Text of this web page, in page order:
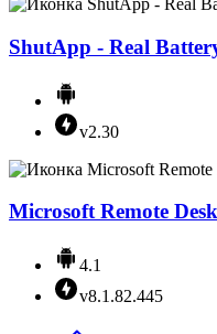
ShutApp - Real
v2.30
Microsoft Remote
4.1
v8.1.82.445